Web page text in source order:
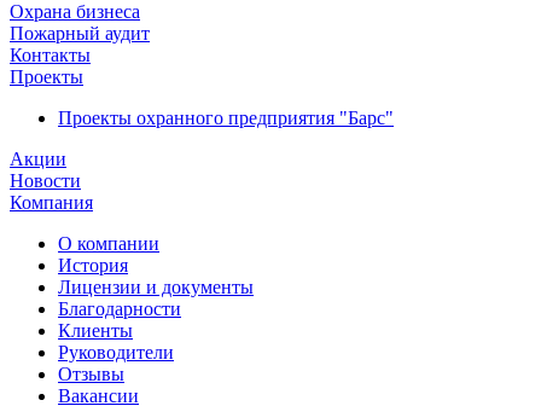
Охрана бизнеса
Пожарный аудит
Контакты
Проекты
Проекты охранного предприятия "Барс"
Акции
Новости
Компания
О компании
История
Лицензии и документы
Благодарности
Клиенты
Руководители
Отзывы
Вакансии